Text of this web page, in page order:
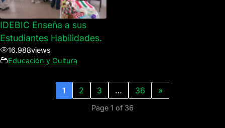
IDEBIC Enseña a sus
Estudiantes Habilidades.
16.988views
Educación y Cultura
1 2 3 … 36 »
Page 1 of 36